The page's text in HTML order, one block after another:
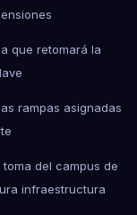
que retomará la
rampas asignadas
del campus de
infraestructura